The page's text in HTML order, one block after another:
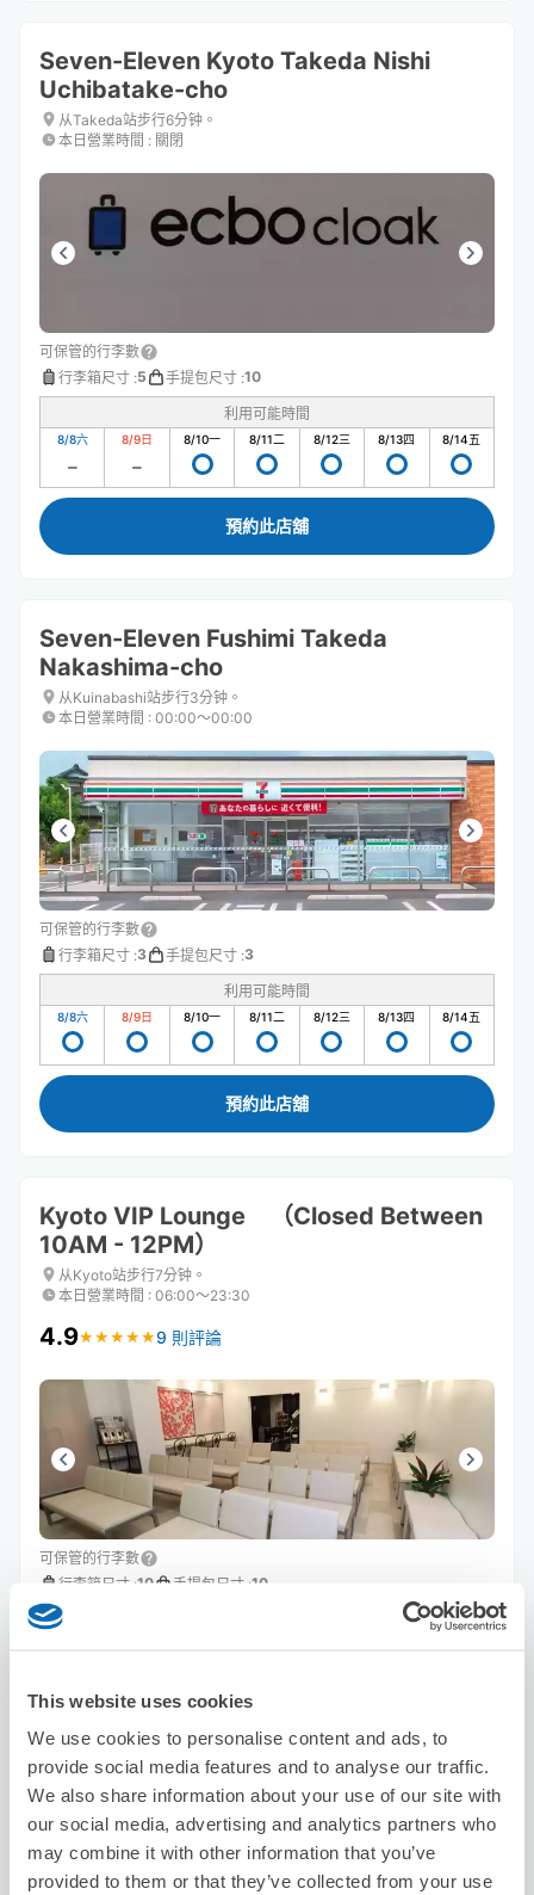
This website uses cookies
We use cookies to personalise content and ads, to
provide social media features and to analyse our traffic.
We also share information about your use of our site with
our social media, advertising and analytics partners who
may combine it with other information that you’ve
provided to them or that they’ve collected from your use
Seven-Eleven Kyoto Takeda Nishi
Uchibatake-cho
从Takeda站步行6分钟。
本日營業時間 : 關閉
可保管的行李數
行李箱尺寸 :5 手提包尺寸 :10
利用可能時間
8/8六 8/9日 8/10一 8/11二 8/12三 8/13四 8/14五
預約此店舖
Seven-Eleven Fushimi Takeda
Nakashima-cho
从Kuinabashi站步行3分钟。
本日營業時間 : 00:00〜00:00
可保管的行李數
行李箱尺寸 :3 手提包尺寸 :3
利用可能時間
8/8六 8/9日 8/10一 8/11二 8/12三 8/13四 8/14五
預約此店舖
Kyoto VIP Lounge （Closed Between
10AM - 12PM）
从Kyoto站步行7分钟。
本日營業時間 : 06:00〜23:30
4.9★ ★ ★ ★ ★
★ ★ ★ ★ ★9 則評論
可保管的行李數
行李箱尺寸 :10 手提包尺寸 :10
預約此店舖
Seven-Eleven Saiin Ekimae Minami
从Saiin站步行2分钟。